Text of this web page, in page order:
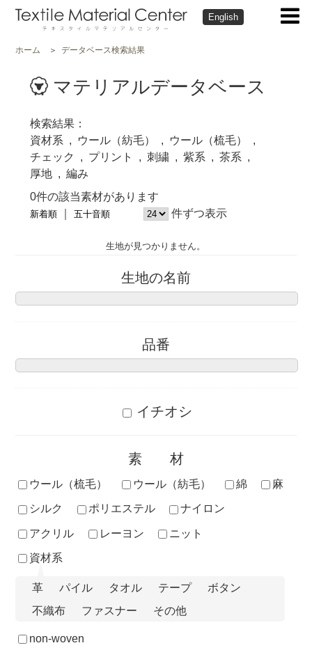
English
ホーム データベース検索結果
マテリアルデータベース
検索結果
資材系
ウール（紡毛）
ウール（梳毛）
チェック
プリント 刺繍 紫系
茶系
厚地
編み
0件の該当素材があります
新着順 五十音順 件ずつ表示
生地が見つかりません。
生地の名前
品番
イチオシ
素材
ウール（梳毛） ウール（紡毛） 綿
麻
シルク
ポリエステル
ナイロン
アクリル
レーヨン
ニット
資材系
革 パイル タオル テープ
ボタン
不織布
ファスナー その他
non-woven